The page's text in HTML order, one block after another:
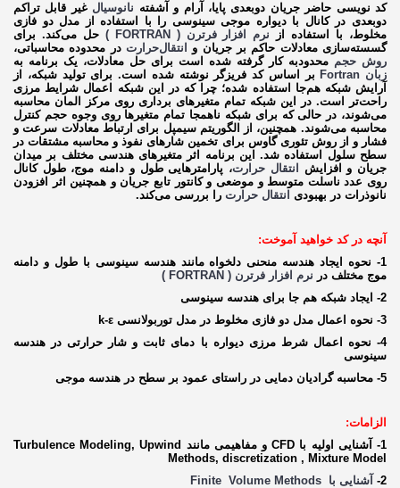
کد نویسی حاضر جریان دوبعدی پایا، آرام و آشفته نانوسیالغیر قابل تراکم
دوبعدی در کانال با دیواره موجی سینوسی را با استفاده از مدل دو فازی
مخلوط، با استفاده از نرم افزار فرترن ( FORTRAN )
حل می‌کند. برای
گسسته‌سازی معادلات حاکم بر جریان و
انتقال‌حرارت در محدوده محاسباتی،
روش حجم محدودبه کار گرفته شده است برای حل معادلات، یک برنامه به
زبان Fortran
بر اساس کد فریزگر نوشته شده است. برای تولید شبکه، از
آرایش شبکه هم‌جا استفاده شده؛ چرا که در این شبکه اعمال شرایط مرزی
راحت‌تر است. در این شبکه تمام متغیرهای برداری روی مرکز المان محاسبه
می‌شوند، در حالی که برای شبکه ناهمجا تمام متغیرها روی وجوه حجم کنترل
محاسبه می‌شوند. همچنین، از الگوریتم سیمپل برای ارتباط معادلات سرعت و
فشار و از روش تئوری گاوس برای تخمین شارهای نفوذ و محاسبه مشتقات در
سطح سلول استفاده شد. این برنامه اثر متغیرهای هندسی مختلف بر میدان
جریان و افزایش
انتقال حرارت، پارامترهایی طول و دامنه موج، طول کانال
روی عدد ناسلت متوسط و موضعی و کانتور تابع جریان و همچنین اثر افزودن
نانوذرات در بهبودی انتقال حرارت را بررسی می‌کند.
آنچه در کد خواهید آموخت:
1- نحوه ایجاد هندسه منحنی دلخواه مانند هندسه سینوسی با طول و دامنه
موج مختلف در نرم افزار فرترن ( FORTRAN )
2- ایجاد شبکه هم جا برای هندسه سینوسی
3- نحوه اعمال مدل دو فازی مخلوط در مدل توربولانسی k-ε
4- نحوه اعمال شرط مرزی دیواره با دمای ثابت و شار حرارتی در هندسه
سینوسی
5- محاسبه گرادیان دمایی در راستای عمود بر سطح در هندسه موجی
الزامات:
1- آشنایی اولیه با CFD و مفاهیمی مانند Turbulence Modeling, Upwind
Methods, discretization , Mixture Model
2-
آشنایی با Finite Volume Methods